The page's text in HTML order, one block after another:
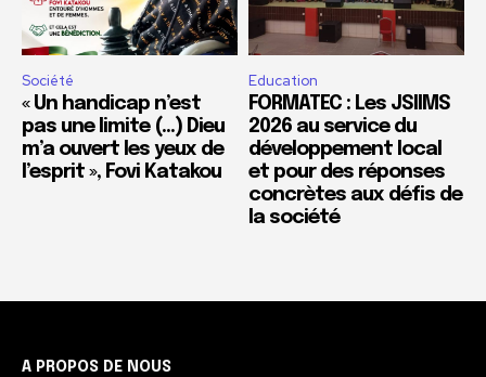
Société
« Un handicap n’est
pas une limite (…) Dieu
m’a ouvert les yeux de
l’esprit », Fovi Katakou
Education
FORMATEC : Les JSIIMS
2026 au service du
développement local
et pour des réponses
concrètes aux défis de
la société
A PROPOS DE NOUS